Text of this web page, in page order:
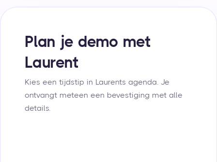
Plan je demo met
Laurent
Kies een tijdstip in Laurents agenda. Je
ontvangt meteen een bevestiging met alle
details.